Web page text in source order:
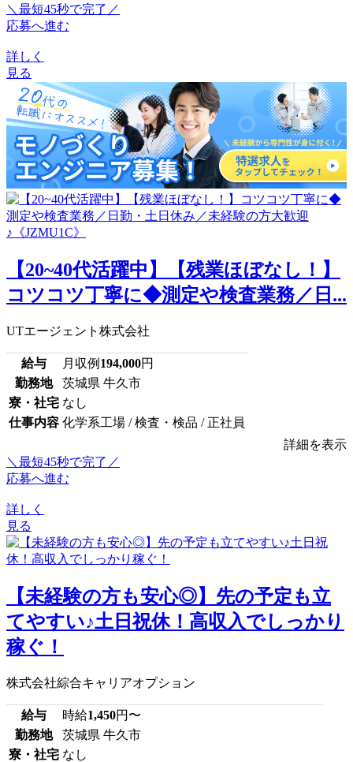
＼最短45秒で完了／
応募へ進む
詳しく
見る
【20~40代活躍中】【残業ほぼなし！】
コツコツ丁寧に◆測定や検査業務／日...
UTエージェント株式会社
給与 月収例 194,000円
勤務地
茨城県 牛久市
寮・社宅 なし
仕事内容 化学系工場 / 検査・検品 / 正社員
詳細を表示
＼最短45秒で完了／
応募へ進む
詳しく
見る
【未経験の方も安心◎】先の予定も立
てやすい♪土日祝休！高収入でしっかり
稼ぐ！
株式会社綜合キャリアオプション
給与 時給1,450円〜
勤務地
茨城県 牛久市
寮・社宅 なし